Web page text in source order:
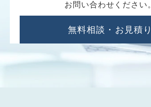
お問い合わせください。
無料相談・お見積り